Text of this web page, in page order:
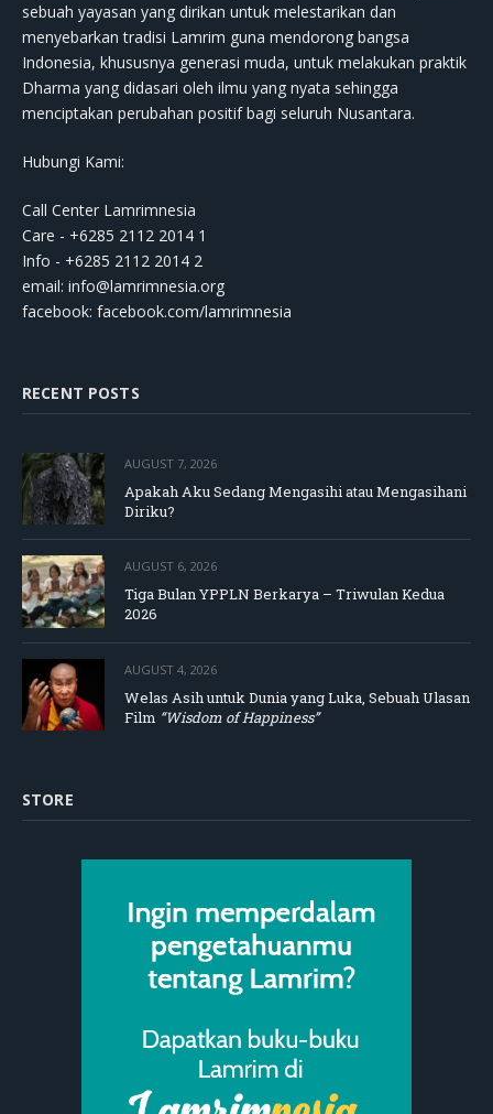
sebuah yayasan yang dirikan untuk melestarikan dan
menyebarkan tradisi Lamrim guna mendorong bangsa
Indonesia, khususnya generasi muda, untuk melakukan praktik
Dharma yang didasari oleh ilmu yang nyata sehingga
menciptakan perubahan positif bagi seluruh Nusantara.
Hubungi Kami:
Call Center Lamrimnesia
Care - +6285 2112 2014 1
Info - +6285 2112 2014 2
email: info@lamrimnesia.org
facebook: facebook.com/lamrimnesia
RECENT POSTS
AUGUST 7, 2026
Apakah Aku Sedang Mengasihi atau Mengasihani
Diriku?
AUGUST 6, 2026
Tiga Bulan YPPLN Berkarya – Triwulan Kedua
2026
AUGUST 4, 2026
Welas Asih untuk Dunia yang Luka, Sebuah Ulasan
Film “Wisdom of Happiness”
STORE